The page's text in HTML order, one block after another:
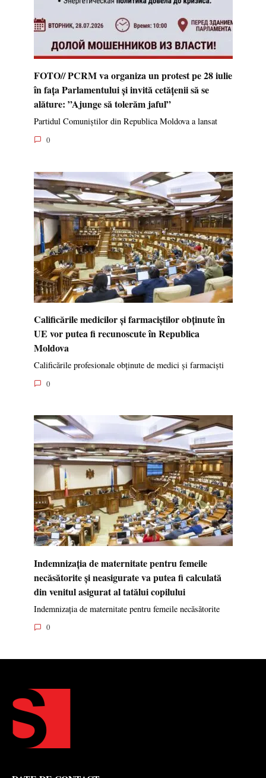
FOTO// PCRM va organiza un protest pe 28 iulie
în fața Parlamentului și invită cetățenii să se
alăture: ”Ajunge să tolerăm jaful”
Partidul Comuniștilor din Republica Moldova a lansat
0
Calificările medicilor și farmaciștilor obținute în
UE vor putea fi recunoscute în Republica
Moldova
Calificările profesionale obținute de medici și farmaciști
0
Indemnizația de maternitate pentru femeile
necăsătorite și neasigurate va putea fi calculată
din venitul asigurat al tatălui copilului
Indemnizația de maternitate pentru femeile necăsătorite
0